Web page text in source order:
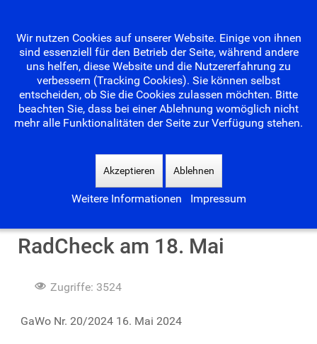
Suchen
RadCheck am 18. Mai
Zugriffe: 3524
GaWo Nr. 20/2024 16. Mai 2024
Wir nutzen Cookies auf unserer Website. Einige von ihnen
sind essenziell für den Betrieb der Seite, während andere
uns helfen, diese Website und die Nutzererfahrung zu
verbessern (Tracking Cookies). Sie können selbst
entscheiden, ob Sie die Cookies zulassen möchten. Bitte
beachten Sie, dass bei einer Ablehnung womöglich nicht
mehr alle Funktionalitäten der Seite zur Verfügung stehen.
Akzeptieren Ablehnen
Weitere Informationen Impressum